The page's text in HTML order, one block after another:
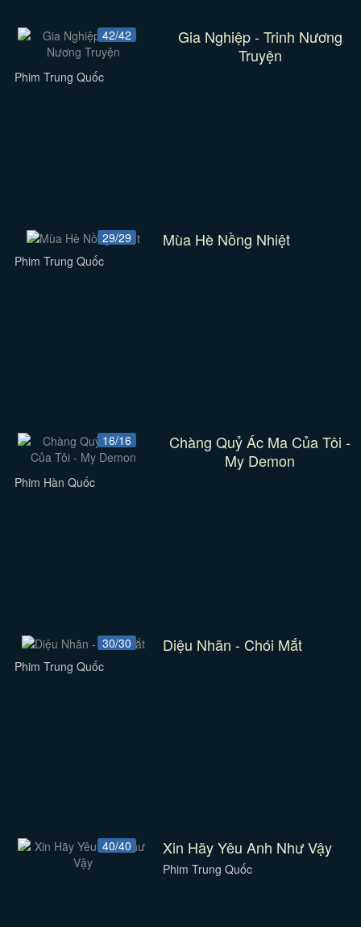
42/42
Gia Nghiệp - Trinh Nương
Truyện
Phim Trung Quốc
29/29 Mùa Hè Nồng Nhiệt
Phim Trung Quốc
16/16
Chàng Quỷ Ác Ma Của Tôi -
My Demon
Phim Hàn Quốc
30/30 Diệu Nhãn - Chói Mắt
Phim Trung Quốc
40/40 Xin Hãy Yêu Anh Như Vậy
Phim Trung Quốc